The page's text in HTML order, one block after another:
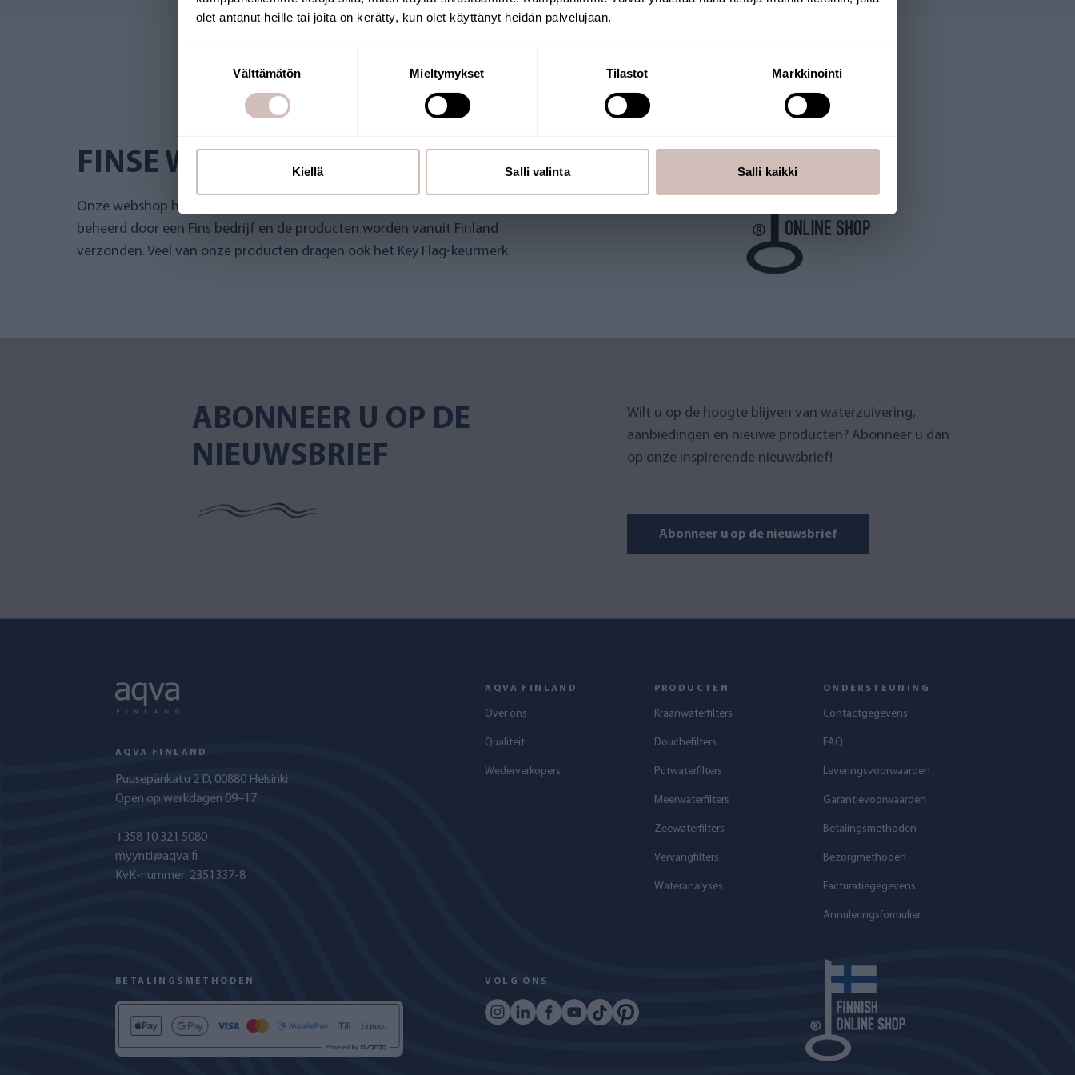
olet antanut heille tai joita on kerätty, kun olet käyttänyt heidän palvelujaan.
Välttämätön Mieltymykset Tilastot Markkinointi
Kiellä Salli valinta Salli kaikki
FINSE WEBSHOP
Onze webshop heeft het Key Flag-keurmerk ontvangen. De webshop wordt
beheerd door een Fins bedrijf en de producten worden vanuit Finland
verzonden. Veel van onze producten dragen ook het Key Flag-keurmerk.
ABONNEER U OP DE
NIEUWSBRIEF
Wilt u op de hoogte blijven van waterzuivering,
aanbiedingen en nieuwe producten? Abonneer u dan
op onze inspirerende nieuwsbrief!
Abonneer u op de nieuwsbrief
AQVA FINLAND
Puusepänkatu 2 D, 00880 Helsinki
Open op werkdagen 09–17
+358 10 321 5080
myynti@aqva.fi
KvK-nummer: 2351337-8
AQVA FINLAND
Over ons
Qualiteit
Wederverkopers
PRODUCTEN
Kraanwaterfilters
Douchefilters
Putwaterfilters
Meerwaterfilters
Zeewaterfilters
Vervangfilters
Wateranalyses
ONDERSTEUNING
Contactgegevens
FAQ
Leveringsvoorwaarden
Garantievoorwaarden
Betalingsmethoden
Bezorgmethoden
Facturatiegegevens
Annuleringsformulier
BETALINGSMETHODEN VOLG ONS